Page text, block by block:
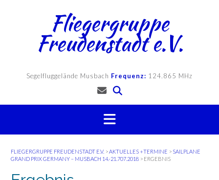
Fliegergruppe
Freudenstadt e.V.
Segelfluggelände Musbach Frequenz: 124.865 MHz
FLIEGERGRUPPE FREUDENSTADT E.V. >AKTUELLES +TERMINE > SAILPLANE
GRAND PRIX GERMANY – MUSBACH 14.-21.707.2018 > ERGEBNIS